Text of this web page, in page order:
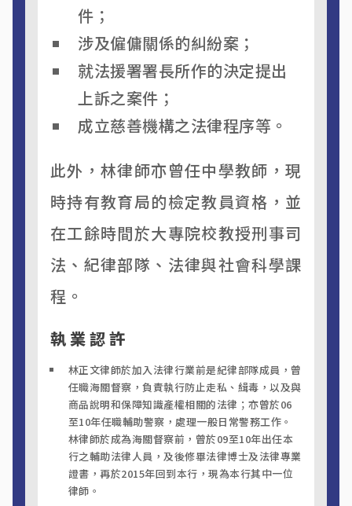
件；
涉及僱傭關係的糾紛案；
就法援署署長所作的決定提出
上訴之案件；
成立慈善機構之法律程序等。
此外，林律師亦曾任中學教師，現
時持有教育局的檢定教員資格，並
在工餘時間於大專院校教授刑事司
法、紀律部隊、法律與社會科學課
程。
執業認許
林正文律師於加入法律行業前是紀律部隊成員，曾
任職海關督察，負責執行防止走私、緝毒，以及與
商品說明和保障知識產權相關的法律；亦曾於06
至10年任職輔助警察，處理一般日常警務工作。
林律師於成為海關督察前，曾於09至10年出任本
行之輔助法律人員，及後修畢法律博士及法律專業
證書，再於2015年回到本行，現為本行其中一位
律師。